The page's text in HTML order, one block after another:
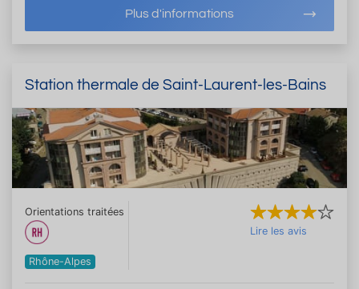
Plus d'informations
Station thermale de Saint-Laurent-les-Bains
Orientations traitées
Rhône-Alpes
Lire les avis